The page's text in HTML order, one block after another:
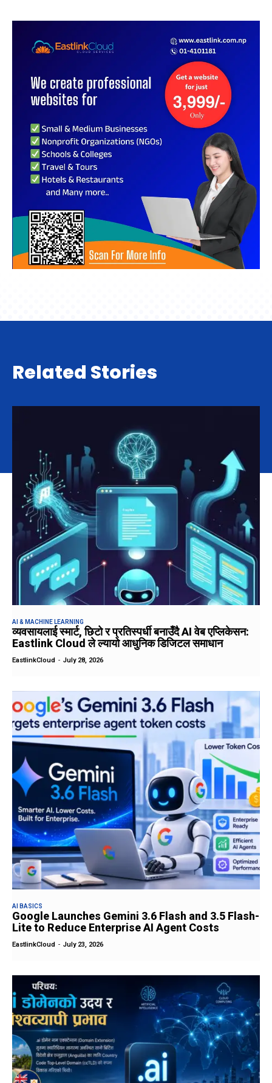
Related Stories
AI & MACHINE LEARNING
व्यवसायलाई स्मार्ट, छिटो र प्रतिस्पर्धी बनाउँदै AI वेब एप्लिकेसन:
Eastlink Cloud ले ल्यायो आधुनिक डिजिटल समाधान
EastlinkCloud - July 28, 2026
AI BASICS
Google Launches Gemini 3.6 Flash and 3.5 Flash-
Lite to Reduce Enterprise AI Agent Costs
EastlinkCloud - July 23, 2026